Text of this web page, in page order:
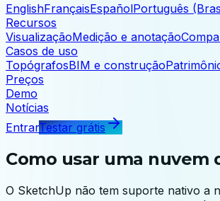
EnglishFrançaisEspañolPortuguês
Recursos
VisualizaçãoMedição e anotação
Casos de uso
TopógrafosBIM e construção
Preços
Demo
Notícias
EntrarTestar grátis
Como usar uma nuvem
O SketchUp não tem suporte nativo a